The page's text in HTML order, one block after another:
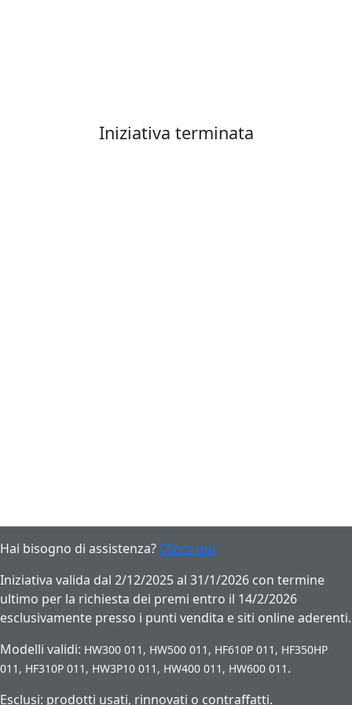
Iniziativa terminata
Hai bisogno di assistenza? Clicca qui
Iniziativa valida dal 2/12/2025 al 31/1/2026 con termine
ultimo per la richiesta dei premi entro il 14/2/2026
esclusivamente presso i punti vendita e siti online aderenti.
Modelli validi: HW300 011, HW500 011, HF610P 011, HF350HP
011, HF310P 011, HW3P10 011, HW400 011, HW600 011 .
Esclusi: prodotti usati, rinnovati o contraffatti.